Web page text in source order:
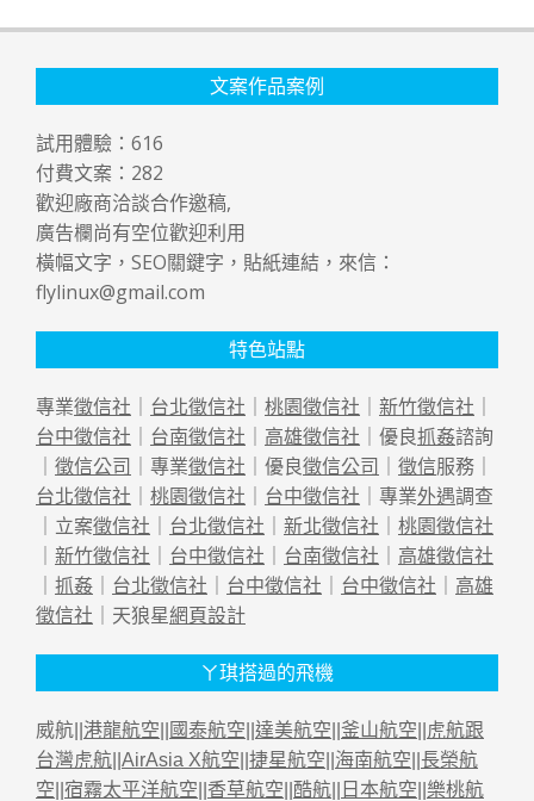
文案作品案例
試用體驗： 616
付費文案： 282
歡迎廠商洽談合作邀稿,
廣告欄尚有空位歡迎利用
橫幅文字，SEO關鍵字，貼紙連結，來信：
flylinux@gmail.com
特色站點
專業徵信社 ｜ 台北徵信社 ｜ 桃園徵信社 ｜ 新竹徵信社 ｜
台中徵信社 ｜ 台南徵信社 ｜ 高雄徵信社 ｜優良抓姦諮詢
｜ 徵信公司 ｜專業徵信社 ｜優良徵信公司 ｜ 徵信服務｜
台北徵信社 ｜ 桃園徵信社 ｜ 台中徵信社 ｜專業外遇調查
｜立案徵信社 ｜ 台北徵信社 ｜ 新北徵信社 ｜ 桃園徵信社
｜ 新竹徵信社 ｜ 台中徵信社 ｜ 台南徵信社 ｜ 高雄徵信社
｜ 抓姦 ｜ 台北徵信社 ｜ 台中徵信社 ｜ 台中徵信社 ｜ 高雄
徵信社 ｜天狼星網頁設計
ㄚ琪搭過的飛機
威航|| 港龍航空 國泰航空 達美航空 釜山航空
虎航跟
台灣虎航 AirAsia X航空 捷星航空 海南航空 長榮航
空 宿霧太平洋航空 香草航空 酷航 日本航空 樂桃航